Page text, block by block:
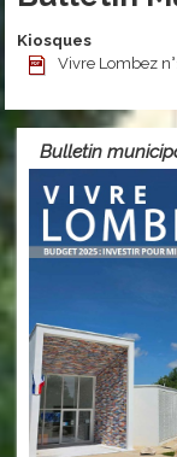
Kiosques
Vivre Lombez
Bulletin